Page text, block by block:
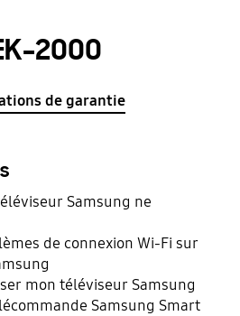
2000
de garantie
Samsung ne
de connexion Wi-Fi sur
mon téléviseur Samsung
Samsung Smart